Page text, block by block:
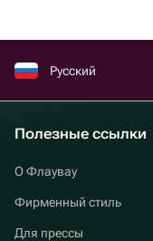
Русский
Полезные ссылки
О Флаувау
Фирменный стиль
Для прессы